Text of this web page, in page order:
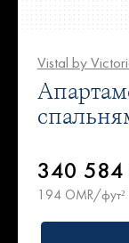
Vistal by
340 584
194 OMR/фут²